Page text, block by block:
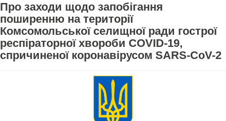
Про заходи щодо запобігання
поширенню на території
Комсомольської селищної ради гострої
респіраторної хвороби COVID-19,
спричиненої коронавірусом SARS-CoV-2